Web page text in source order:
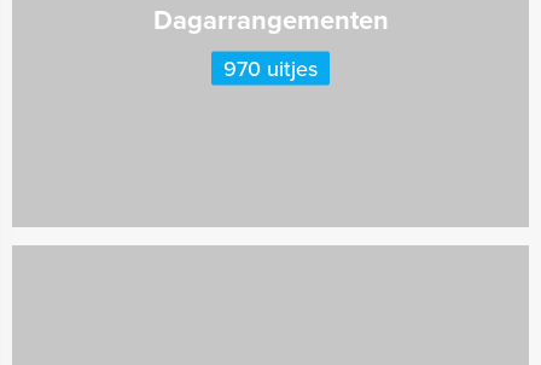
Dagarrangementen
970 uitjes